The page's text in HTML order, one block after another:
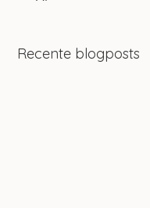
Recente blogposts